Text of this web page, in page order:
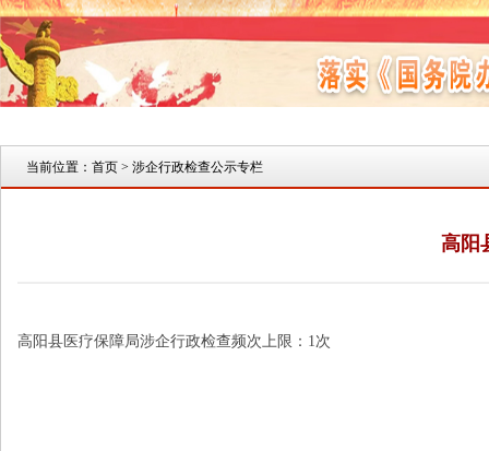
当前位置： 首页 > 涉企行政检查公示专栏
高阳
高阳县医疗保障局涉企行政检查频次上限：1次